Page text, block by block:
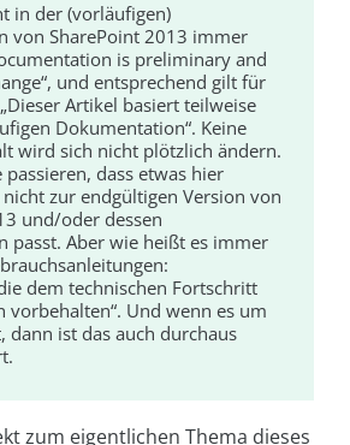
in der (vorläufigen)
von SharePoint 2013 immer
is preliminary and
und entsprechend gilt für
Artikel basiert teilweise
Dokumentation“. Keine
wird sich nicht plötzlich ändern.
passieren, dass etwas hier
nicht zur endgültigen Version von
und/oder dessen
passt. Aber wie heißt es immer
dem technischen Fortschritt
vorbehalten“. Und wenn es um
dann ist das auch durchaus
zum eigentlichen Thema dieses